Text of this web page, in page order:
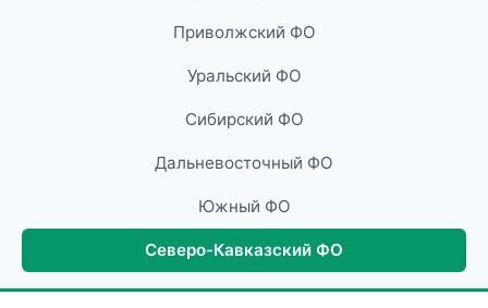
Приволжский ФО
Уральский ФО
Сибирский ФО
Дальневосточный ФО
Южный ФО
Северо-Кавказский ФО